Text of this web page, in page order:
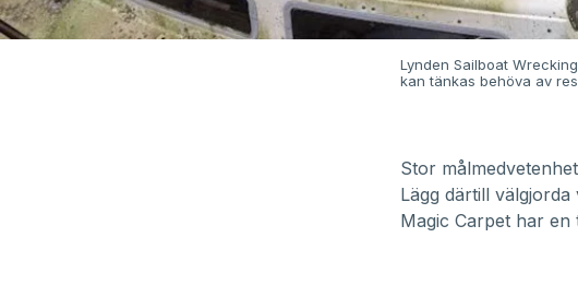
Lynden Sailboat
kan tänkas behöva av
Stor
Lägg därtill
Magic Carpet har